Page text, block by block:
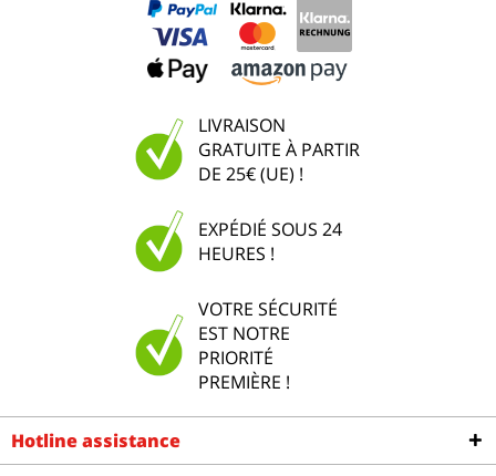
LIVRAISON
GRATUITE À PARTIR
DE 25€ (UE) !
EXPÉDIÉ SOUS 24
HEURES !
VOTRE SÉCURITÉ
EST NOTRE
PRIORITÉ
PREMIÈRE !
Hotline assistance